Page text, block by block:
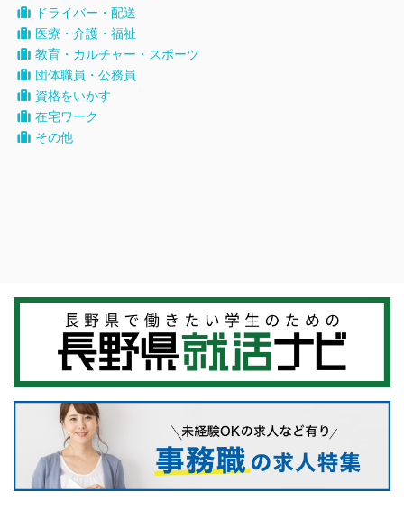
ドライバー・配送
医療・介護・福祉
教育・カルチャー・スポーツ
団体職員・公務員
資格をいかす
在宅ワーク
その他